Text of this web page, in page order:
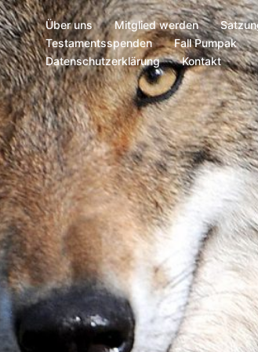
Über uns Mitglied werden
Testamentsspenden
Fall Pumpak
Datenschutzerklärung
Kontakt